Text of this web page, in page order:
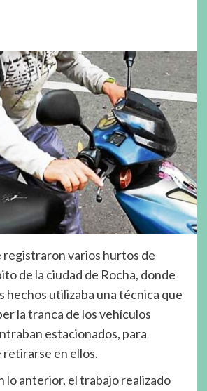
registraron varios hurtos de
de la ciudad de Rocha, donde
hechos utilizaba una técnica que
la tranca de los vehículos
estacionados, para
en ellos.
lo anterior, el trabajo realizado